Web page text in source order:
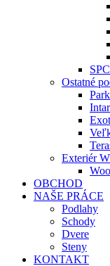
Ostatné
Exteriér
OBCHOD
NAŠE PRÁCE
Podlahy
Schody
Dvere
Steny
KONTAKT